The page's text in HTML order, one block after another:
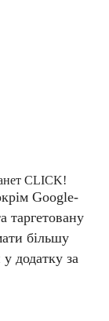
CLICK!
Google-
таргетовану
більшу
у додатку за